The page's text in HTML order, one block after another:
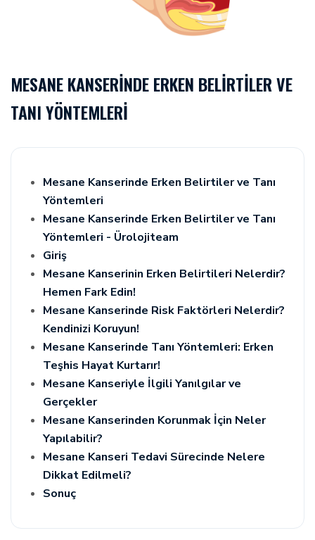
MESANE KANSERINDE ERKEN BELIRTILER VE
TANI YÖNTEMLERI
Mesane Kanserinde Erken Belirtiler ve Tanı
Yöntemleri
Mesane Kanserinde Erken Belirtiler ve Tanı
Yöntemleri - Ürolojiteam
Giriş
Mesane Kanserinin Erken Belirtileri Nelerdir?
Hemen Fark Edin!
Mesane Kanserinde Risk Faktörleri Nelerdir?
Kendinizi Koruyun!
Mesane Kanserinde Tanı Yöntemleri: Erken
Teşhis Hayat Kurtarır!
Mesane Kanseriyle İlgili Yanılgılar ve
Gerçekler
Mesane Kanserinden Korunmak İçin Neler
Yapılabilir?
Mesane Kanseri Tedavi Sürecinde Nelere
Dikkat Edilmeli?
Sonuç